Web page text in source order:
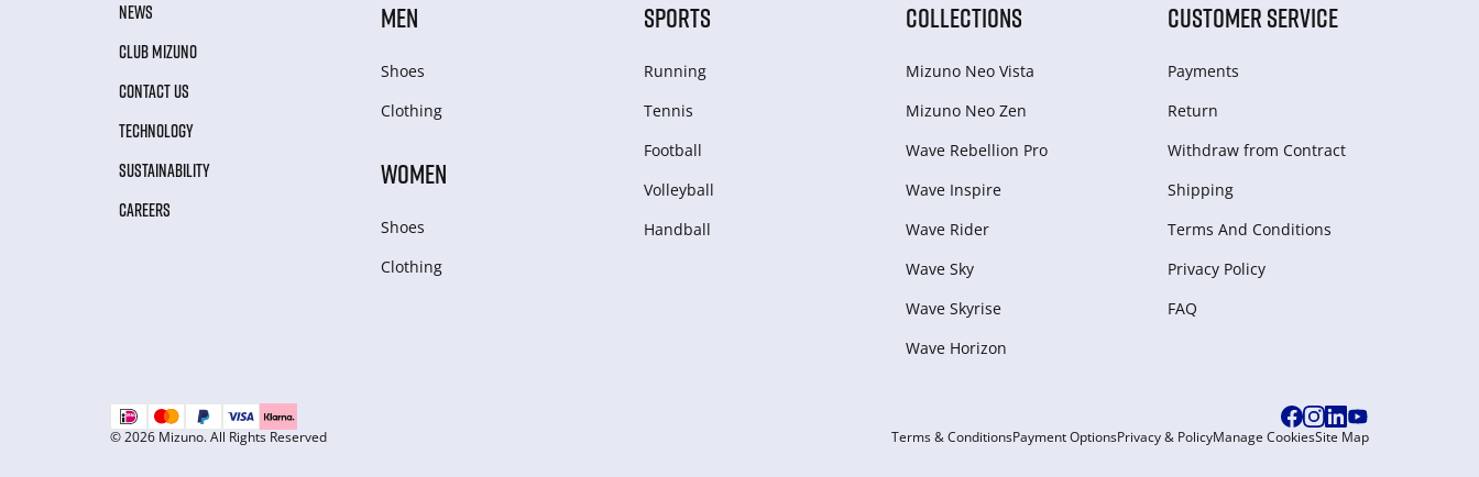
NEWS
CLUB MIZUNO
CONTACT US
TECHNOLOGY
SUSTAINABILITY
CAREERS
MEN
Shoes
Clothing
WOMEN
Shoes
Clothing
SPORTS
Running
Tennis
Football
Volleyball
Handball
COLLECTIONS
Mizuno Neo Vista
Mizuno Neo Zen
Wave Rebellion Pro
Wave Inspire
Wave Rider
Wave Sky
Wave Skyrise
Wave Horizon
CUSTOMER SERVICE
Payments
Return
Withdraw from Сontract
Shipping
Terms And Conditions
Privacy Policy
FAQ
© 2026 Mizuno. All Rights Reserved Terms & ConditionsPayment OptionsPrivacy & PolicyManage CookiesSite Map